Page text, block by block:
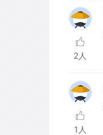
2人
1人